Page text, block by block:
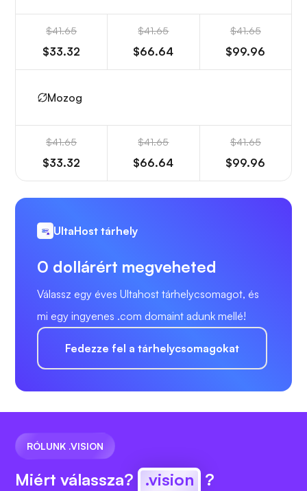
$41.65
$33.32
$41.65
$66.64
$41.65
$99.96
Mozog
$41.65
$33.32
$41.65
$66.64
$41.65
$99.96
UltaHost tárhely
0 dollárért megveheted
Válassz egy éves Ultahost tárhelycsomagot, és
mi egy ingyenes .com domaint adunk mellé!
Fedezze fel a tárhelycsomagokat
RÓLUNK .VISION
Miért válassza? .vision ?